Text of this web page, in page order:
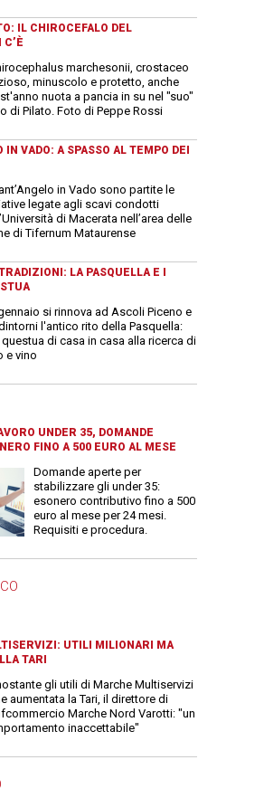
IL CHIROCEFALO DEL
marchesonii, crostaceo
minuscolo e protetto, anche
nuota a pancia in su nel "suo"
di Pilato. Foto di Peppe Rossi
IN VADO: A SPASSO AL TEMPO DEI
in Vado sono partite le
legate agli scavi condotti
di Macerata nell’area delle
di Tifernum Mataurense
LA PASQUELLA E I
si rinnova ad Ascoli Piceno e
l'antico rito della Pasquella:
questua di casa in casa alla ricerca di
e vino
UNDER 35, DOMANDE
FINO A 500 EURO AL MESE
Domande aperte per
stabilizzare gli under 35:
esonero contributivo fino a 500
euro al mese per 24 mesi.
Requisiti e procedura.
UTILI MILIONARI MA
TARI
gli utili di Marche Multiservizi
aumentata la Tari, il direttore di
Marche Nord Varotti: "un
inaccettabile"